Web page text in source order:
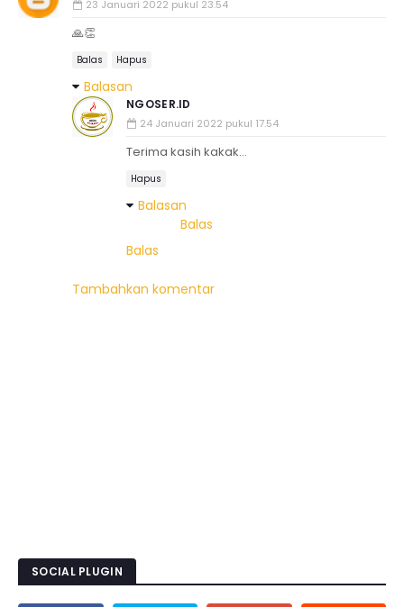
23 Januari 2022 pukul 23.54
🙏👏
Balas Hapus
Balasan
NGOSER.ID
24 Januari 2022 pukul 17.54
Terima kasih kakak...
Hapus
Balasan
Balas
Balas
Tambahkan komentar
SOCIAL PLUGIN